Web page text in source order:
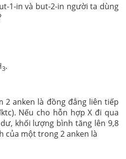
1-in và but-2-in người ta dùng
3.
2 anken là đồng đẳng liên tiếp
Nếu cho hỗn hợp X đi qua
khối lượng bình tăng lên 9,8
của một trong 2 anken là